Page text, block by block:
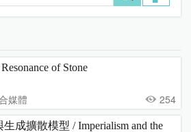
of Stone
媒體 254
成擴散模型 / Imperialism and the